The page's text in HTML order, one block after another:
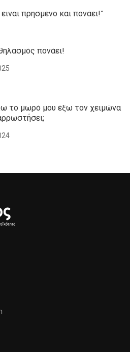
πρησμένο και πονάει!”
πονάει!
το μωρό μου έξω τον χειμώνα